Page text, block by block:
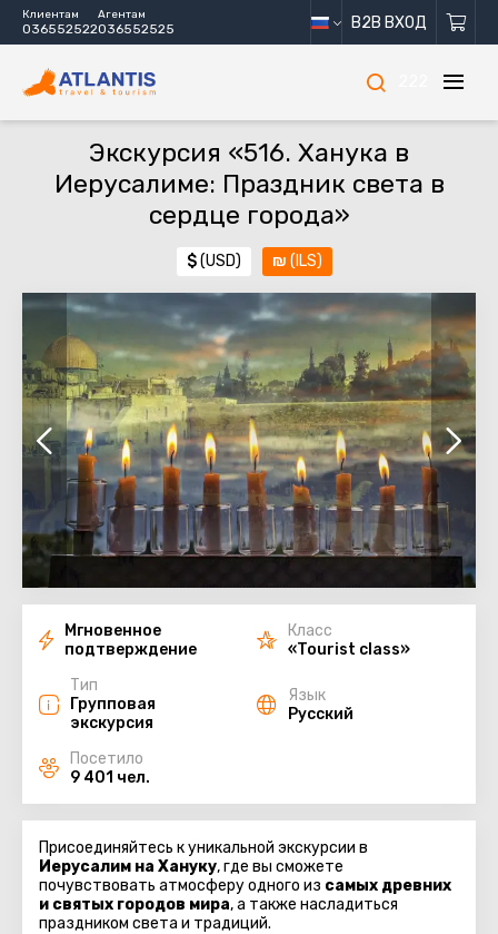
Клиентам
036552522
Агентам
036552525 B2B ВХОД
Экскурсия «516. Ханука в
Иерусалиме: Праздник света в
сердце города»
$(USD) ₪ (ILS)
Мгновенное
подтверждение
Класс
«Tourist class»
Тип
Групповая
экскурсия
Язык
Русский
Посетило
9 401 чел.
Присоединяйтесь к уникальной экскурсии в
Иерусалим на Хануку, где вы сможете
почувствовать атмосферу одного из самых древних
и святых городов мира, а также насладиться
праздником света и традиций.